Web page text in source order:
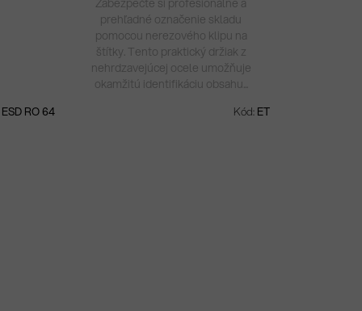
ESD RO 64
Zabezpečte si profesionálne a
prehľadné označenie skladu
pomocou nerezového klipu na
štítky. Tento praktický držiak z
nehrdzavejúcej ocele umožňuje
okamžitú identifikáciu obsahu...
Kód: ET